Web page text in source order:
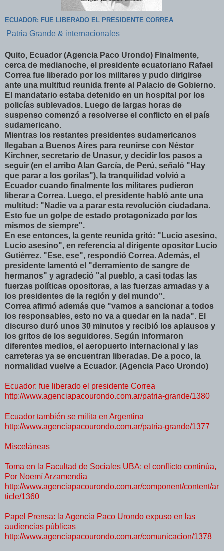
ECUADOR: FUE LIBERADO EL PRESIDENTE CORREA
Patria Grande & internacionales
Quito, Ecuador (Agencia Paco Urondo) Finalmente,
cerca de medianoche, el presidente ecuatoriano Rafael
Correa fue liberado por los militares y pudo dirigirse
ante una multitud reunida frente al Palacio de Gobierno.
El mandatario estaba detenido en un hospital por los
policías sublevados. Luego de largas horas de
suspenso comenzó a resolverse el conflicto en el país
sudamericano.
Mientras los restantes presidentes sudamericanos
llegaban a Buenos Aires para reunirse con Néstor
Kirchner, secretario de Unasur, y decidir los pasos a
seguir (en el arribo Alan García, de Perú, señaló "Hay
que parar a los gorilas"), la tranquilidad volvió a
Ecuador cuando finalmente los militares pudieron
liberar a Correa. Luego, el presidente habló ante una
multitud: "Nadie va a parar esta revolución ciudadana.
Esto fue un golpe de estado protagonizado por los
mismos de siempre".
En ese entonces, la gente reunida gritó: "Lucio asesino,
Lucio asesino", en referencia al dirigente opositor Lucio
Gutiérrez. "Ese, ese", respondió Correa. Además, el
presidente lamentó el "derramiento de sangre de
hermanos" y agradeció "al pueblo, a casi todas las
fuerzas políticas opositoras, a las fuerzas armadas y a
los presidentes de la región y del mundo".
Correa afirmó además que "vamos a sancionar a todos
los responsables, esto no va a quedar en la nada". El
discurso duró unos 30 minutos y recibió los aplausos y
los gritos de los seguidores. Según informaron
diferentes medios, el aeropuerto internacional y las
carreteras ya se encuentran liberadas. De a poco, la
normalidad vuelve a Ecuador. (Agencia Paco Urondo)
Ecuador: fue liberado el presidente Correa
http://www.agenciapacourondo.com.ar/patria-grande/1380
Ecuador también se milita en Argentina
http://www.agenciapacourondo.com.ar/patria-grande/1377
Misceláneas
Toma en la Facultad de Sociales UBA: el conflicto continúa,
Por Noemí Arzamendia
http://www.agenciapacourondo.com.ar/component/content/ar
ticle/1360
Papel Prensa: la Agencia Paco Urondo expuso en las
audiencias públicas
http://www.agenciapacourondo.com.ar/comunicacion/1378